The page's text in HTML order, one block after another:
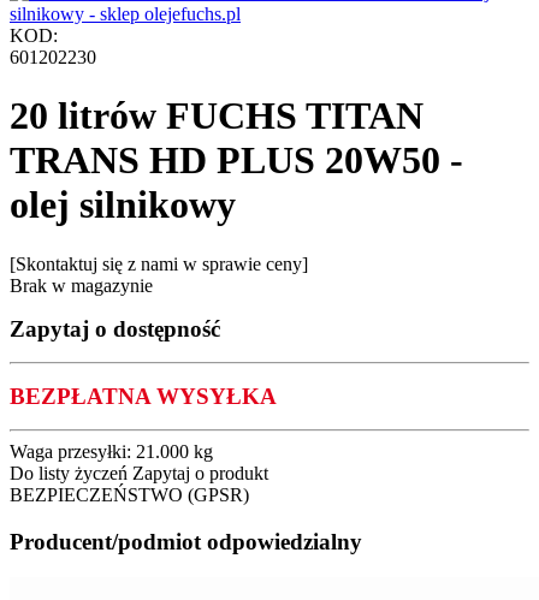
KOD:
601202230
20 litrów FUCHS TITAN
TRANS HD PLUS 20W50 -
olej silnikowy
[Skontaktuj się z nami w sprawie ceny]
Brak w magazynie
Zapytaj o dostępność
BEZPŁATNA WYSYŁKA
Waga przesyłki: 21.000 kg
Do listy życzeń Zapytaj o produkt
BEZPIECZEŃSTWO (GPSR)
Producent/podmiot odpowiedzialny